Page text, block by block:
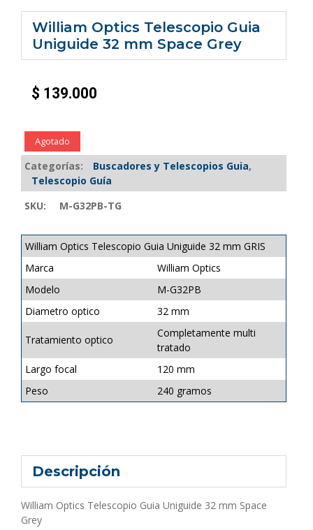
William Optics Telescopio Guia
Uniguide 32 mm Space Grey
$ 139.000
Agotado
Categorías: Buscadores y Telescopios Guia,
Telescopio Guía
SKU:
M-G32PB-TG
William Optics Telescopio Guia Uniguide 32 mm GRIS
Marca
William Optics
Modelo
M-G32PB
Diametro optico
32 mm
Tratamiento optico
Completamente multi
tratado
Largo focal
120 mm
Peso
240 gramos
Descripción
William Optics Telescopio Guia Uniguide 32 mm Space
Grey